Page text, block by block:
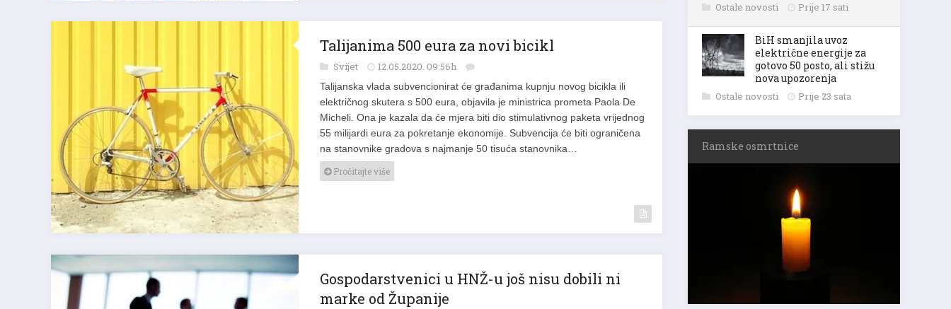
Talijanima 500 eura za novi bicikl
Svijet 12.05.2020. 09:56h
Talijanska vlada subvencionirat će građanima kupnju novog bicikla ili
električnog skutera s 500 eura, objavila je ministrica prometa Paola De
Micheli. Ona je kazala da će mjera biti dio stimulativnog paketa vrijednog
55 milijardi eura za pokretanje ekonomije. Subvencija će biti ograničena
na stanovnike gradova s najmanje 50 tisuća stanovnika…
Pročitajte više
Gospodarstvenici u HNŽ-u još nisu dobili ni
marke od Županije
Ostale novosti Prije 17 sati
BiH smanjila uvoz
električne energije za
gotovo 50 posto, ali stižu
nova upozorenja
Ostale novosti Prije 23 sata
Ramske osmrtnice